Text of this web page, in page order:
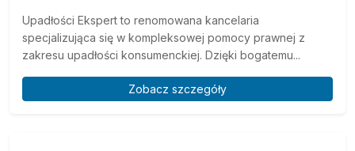
Upadłości Ekspert to renomowana kancelaria
specjalizująca się w kompleksowej pomocy prawnej z
zakresu upadłości konsumenckiej. Dzięki bogatemu...
Zobacz szczegóły